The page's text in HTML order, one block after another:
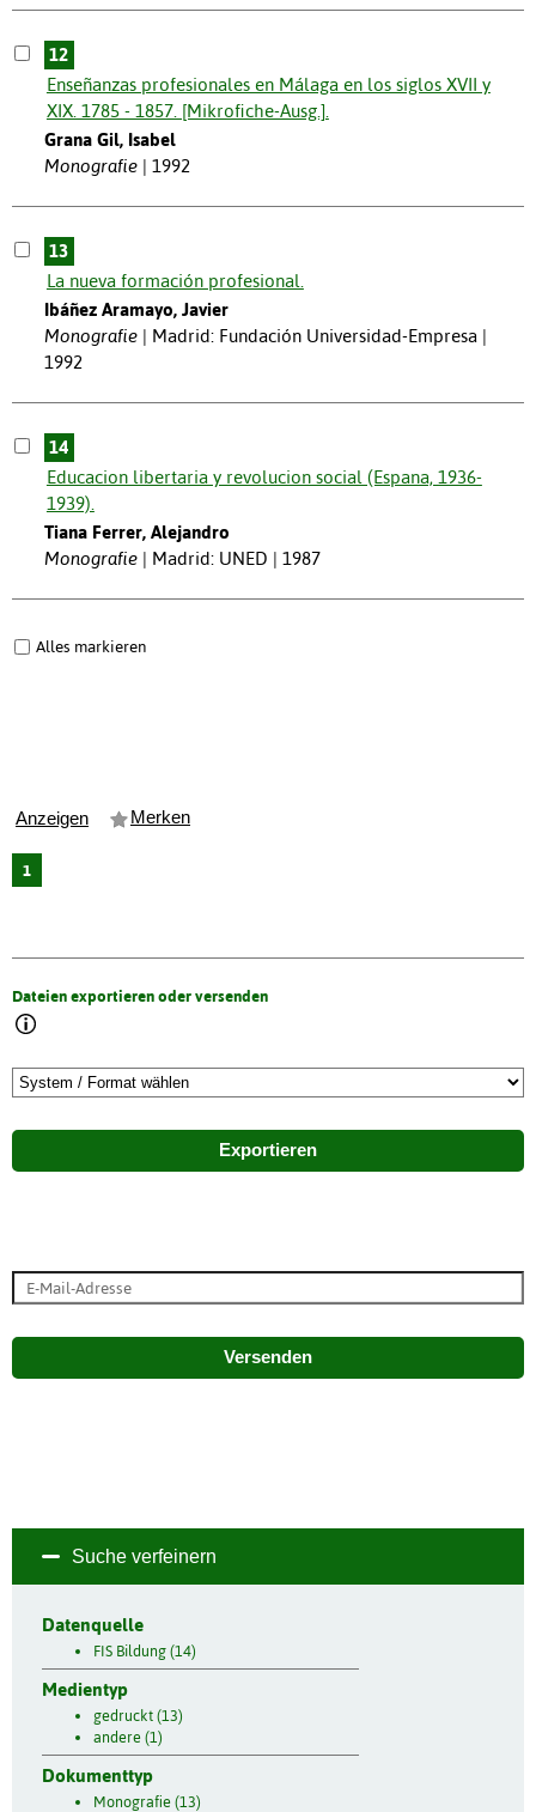
12
Enseñanzas profesionales en Málaga en los siglos XVII y
XIX. 1785 - 1857. [Mikrofiche-Ausg.].
Grana Gil, Isabel
Monografie
1992
13
La nueva formación profesional.
Ibáñez Aramayo, Javier
Monografie
Madrid: Fundación Universidad-Empresa |
1992
14
Educacion libertaria y revolucion social (Espana, 1936-
1939).
Tiana Ferrer, Alejandro
Monografie
Madrid: UNED | 1987
Alles markieren
Anzeigen Merken
1
Dateien exportieren oder versenden
Exportieren
Versenden
Suche verfeinern
Datenquelle
FIS Bildung (14)
Medientyp
gedruckt (13)
andere (1)
Dokumenttyp
Monografie (13)